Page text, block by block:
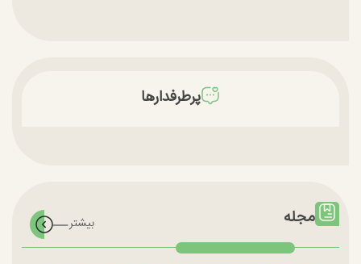
پرطرفدارها
مجله